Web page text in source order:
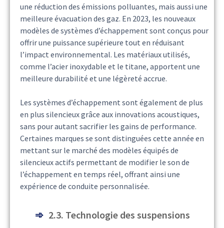
une réduction des émissions polluantes, mais aussi une
meilleure évacuation des gaz. En 2023, les nouveaux
modèles de systèmes d’échappement sont conçus pour
offrir une puissance supérieure tout en réduisant
l’impact environnemental. Les matériaux utilisés,
comme l’acier inoxydable et le titane, apportent une
meilleure durabilité et une légèreté accrue.
Les systèmes d’échappement sont également de plus
en plus silencieux grâce aux innovations acoustiques,
sans pour autant sacrifier les gains de performance.
Certaines marques se sont distinguées cette année en
mettant sur le marché des modèles équipés de
silencieux actifs permettant de modifier le son de
l’échappement en temps réel, offrant ainsi une
expérience de conduite personnalisée.
2.3. Technologie des suspensions